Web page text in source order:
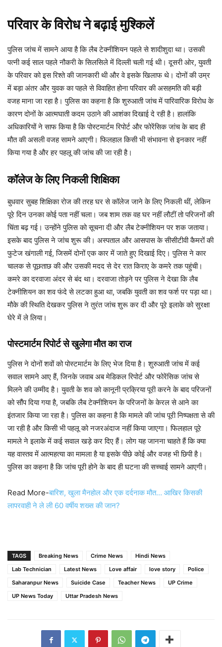
परिवार के विरोध ने बढ़ाई मुश्किलें
पुलिस जांच में सामने आया है कि लैब टेक्नीशियन पहले से शादीशुदा था। उसकी
पत्नी कई साल पहले नौकरी के सिलसिले में दिल्ली चली गई थी। दूसरी ओर, युवती
के परिवार को इस रिश्ते की जानकारी थी और वे इसके खिलाफ थे। दोनों की उम्र
में बड़ा अंतर और युवक का पहले से विवाहित होना परिवार की असहमति की बड़ी
वजह माना जा रहा है। पुलिस का कहना है कि शुरुआती जांच में पारिवारिक विरोध के
कारण दोनों के आत्मघाती कदम उठाने की आशंका दिखाई दे रही है। हालांकि
अधिकारियों ने साफ किया है कि पोस्टमार्टम रिपोर्ट और फोरेंसिक जांच के बाद ही
मौत की असली वजह सामने आएगी। फिलहाल किसी भी संभावना से इनकार नहीं
किया गया है और हर पहलू की जांच की जा रही है।
कॉलेज के लिए निकली शिक्षिका
बुधवार सुबह शिक्षिका रोज की तरह घर से कॉलेज जाने के लिए निकली थीं, लेकिन
पूरे दिन उनका कोई पता नहीं चला। जब शाम तक वह घर नहीं लौटीं तो परिजनों की
चिंता बढ़ गई। उन्होंने पुलिस को सूचना दी और लैब टेक्नीशियन पर शक जताया।
इसके बाद पुलिस ने जांच शुरू की। अस्पताल और आसपास के सीसीटीवी कैमरों की
फुटेज खंगाली गई, जिसमें दोनों एक कार में जाते हुए दिखाई दिए। पुलिस ने कार
चालक से पूछताछ की और उसकी मदद से देर रात किराए के कमरे तक पहुंची।
कमरे का दरवाजा अंदर से बंद था। दरवाजा तोड़ने पर पुलिस ने देखा कि लैब
टेक्नीशियन का शव फंदे से लटका हुआ था, जबकि युवती का शव फर्श पर पड़ा था।
मौके की स्थिति देखकर पुलिस ने तुरंत जांच शुरू कर दी और पूरे इलाके को सुरक्षा
घेरे में ले लिया।
पोस्टमार्टम रिपोर्ट से खुलेगा मौत का राज
पुलिस ने दोनों शवों को पोस्टमार्टम के लिए भेज दिया है। शुरुआती जांच में कई
सवाल सामने आए हैं, जिनके जवाब अब मेडिकल रिपोर्ट और फोरेंसिक जांच से
मिलने की उम्मीद है। युवती के शव को कानूनी प्रक्रिया पूरी करने के बाद परिजनों
को सौंप दिया गया है, जबकि लैब टेक्नीशियन के परिजनों के केरल से आने का
इंतजार किया जा रहा है। पुलिस का कहना है कि मामले की जांच पूरी निष्पक्षता से की
जा रही है और किसी भी पहलू को नजरअंदाज नहीं किया जाएगा। फिलहाल पूरे
मामले ने इलाके में कई सवाल खड़े कर दिए हैं। लोग यह जानना चाहते हैं कि क्या
यह वास्तव में आत्महत्या का मामला है या इसके पीछे कोई और वजह भी छिपी है।
पुलिस का कहना है कि जांच पूरी होने के बाद ही घटना की सच्चाई सामने आएगी।
Read More-बारिश, खुला मैनहोल और एक दर्दनाक मौत… आखिर किसकी
लापरवाही ने ले ली 60 वर्षीय शख्स की जान?
TAGS Breaking News Crime News
Hindi News
Lab Technician
Latest News Love affair love story
Police
Saharanpur News
Suicide Case Teacher News
UP Crime
UP News Today
Uttar Pradesh News